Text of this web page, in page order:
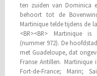
ten zuiden van Dominica
behoort tot de
Martinique telde tijdens de
<BR><BR> Martinique
(nummer 972). De
met Guadeloupe, dat
Franse Antillen. Martinique
Fort-de-France; Marin;